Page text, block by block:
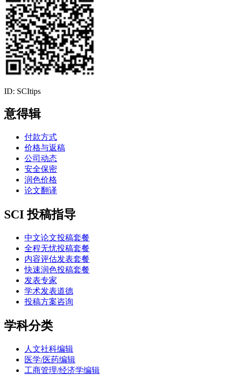
ID: SCItips
意得辑
付款方式
价格与返稿
公司动态
安全保密
润色价格
论文翻译
SCI 投稿指导
中文论文投稿套餐
全程无忧投稿套餐
内容评估发表套餐
快速润色投稿套餐
发表专家
学术发表道德
投稿方案咨询
学科分类
人文社科编辑
医学/医药编辑
工商管理/经济学编辑